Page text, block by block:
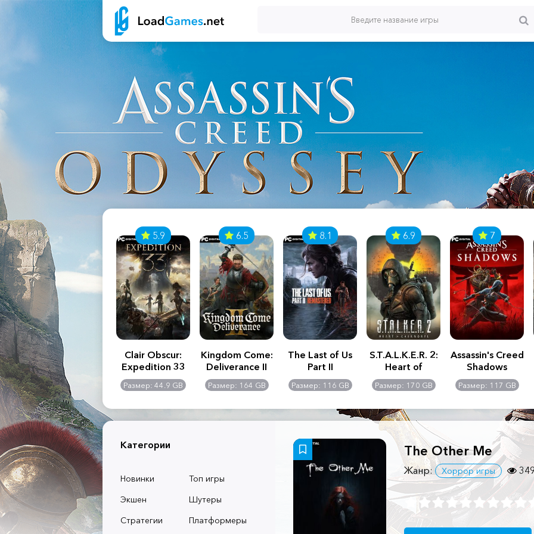
2:
-
GB
Assassin's Creed
Shadows
Размер: 117 GB
5.9
Clair Obscur:
Expedition 33
Размер: 44.9 GB
6.5
Kingdom Come:
Deliverance II
Размер: 164 GB
8.1
The Last of Us
Part II
Remastered
Размер: 116 GB
6.9
S.T.A.L.K.E.R. 2:
Heart of
Chernobyl -
Ultimate Edition
Размер: 170 GB
7
Assassin's Creed
Shadows
Размер: 117 GB
Категории
Новинки
Топ игры
Экшен
Шутеры
Стратегии
Платформеры
The Other Me
Жанр: Хоррор игры 349